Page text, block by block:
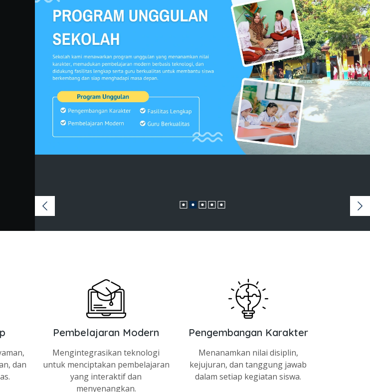
dan
Pembelajaran Modern
Mengintegrasikan teknologi
untuk menciptakan pembelajaran
yang interaktif dan
menyenangkan.
Pengembangan Karakter
Menanamkan nilai disiplin,
kejujuran, dan tanggung jawab
dalam setiap kegiatan siswa.